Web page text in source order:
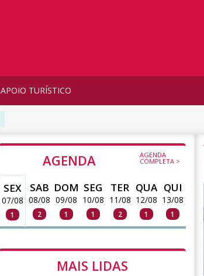
APOIO TURÍSTICO
AGENDA AGENDA
COMPLETA >
SEX
07/08
1
SAB
08/08
2
DOM
09/08
1
SEG
10/08
1
TER
11/08
2
QUA
12/08
1
QUI
13/08
1
MAIS LIDAS